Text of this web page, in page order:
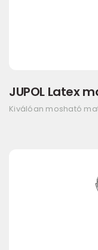
JUPOL Latex
Kiválóan mosható